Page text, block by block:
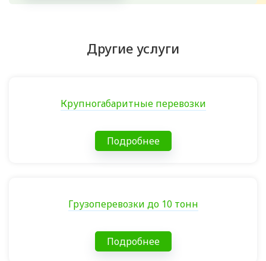
Другие услуги
Крупногабаритные перевозки
Подробнее
Грузоперевозки до 10 тонн
Подробнее